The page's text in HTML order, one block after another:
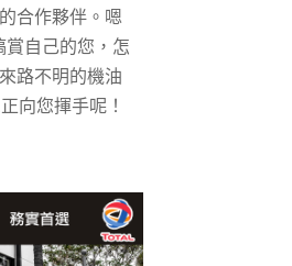
合作夥伴。嗯
賞自己的您，怎
路不明的機油
正向您揮手呢！